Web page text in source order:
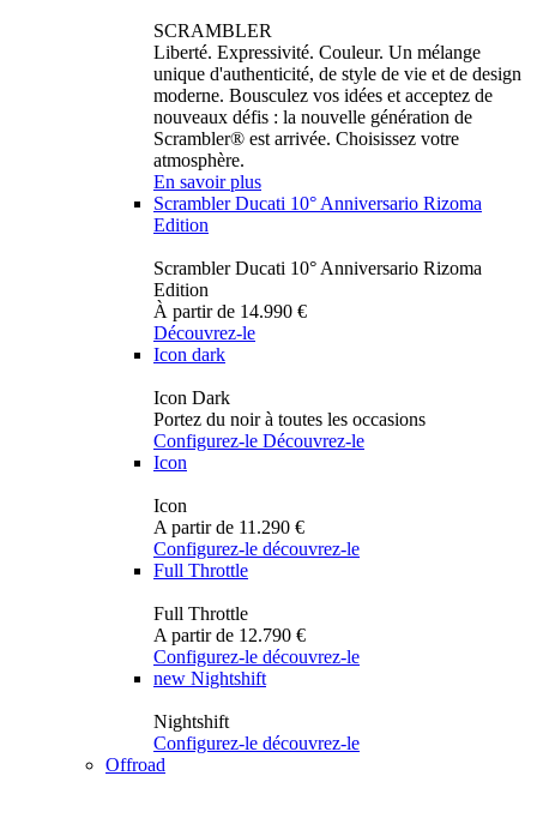
SCRAMBLER
Liberté. Expressivité. Couleur. Un mélange
unique d'authenticité, de style de vie et de design
moderne. Bousculez vos idées et acceptez de
nouveaux défis : la nouvelle génération de
Scrambler® est arrivée. Choisissez votre
atmosphère.
En savoir plus
Scrambler Ducati 10° Anniversario Rizoma
Edition
Scrambler Ducati 10° Anniversario Rizoma
Edition
À partir de 14.990 €
Découvrez-le
Icon dark
Icon Dark
Portez du noir à toutes les occasions
Configurez-le Découvrez-le
Icon
Icon
A partir de 11.290 €
Configurez-le découvrez-le
Full Throttle
Full Throttle
A partir de 12.790 €
Configurez-le découvrez-le
new Nightshift
Nightshift
Configurez-le découvrez-le
Offroad